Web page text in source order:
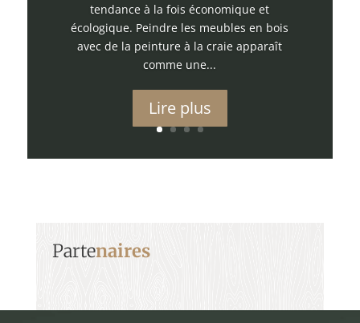
tendance à la fois économique et
écologique. Peindre les meubles en bois
avec de la peinture à la craie apparaît
comme une...
Lire plus
Partenaires